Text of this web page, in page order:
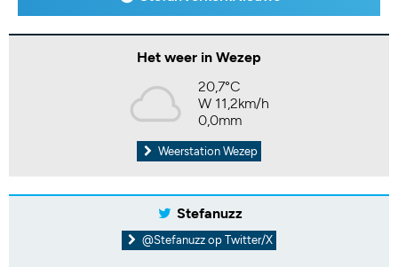
Het weer in Wezep
20,7°C
W 11,2km/h
0,0mm
Weerstation Wezep
Stefanuzz
@Stefanuzz op Twitter/X